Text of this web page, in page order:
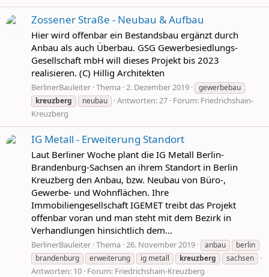
Zossener Straße - Neubau & Aufbau
Hier wird offenbar ein Bestandsbau ergänzt durch
Anbau als auch Überbau. GSG Gewerbesiedlungs-
Gesellschaft mbH will dieses Projekt bis 2023
realisieren. (C) Hillig Architekten
BerlinerBauleiter Thema 2. Dezember 2019
gewerbebau
kreuzberg
neubau Antworten: 27 Forum: Friedrichshain-
Kreuzberg
IG Metall - Erweiterung Standort
Laut Berliner Woche plant die IG Metall Berlin-
Brandenburg-Sachsen an ihrem Standort in Berlin
Kreuzberg den Anbau, bzw. Neubau von Büro-,
Gewerbe- und Wohnflächen. Ihre
Immobiliengesellschaft IGEMET treibt das Projekt
offenbar voran und man steht mit dem Bezirk in
Verhandlungen hinsichtlich dem...
BerlinerBauleiter Thema 26. November 2019 anbau
berlin
brandenburg
erweiterung ig metall kreuzberg sachsen
Antworten: 10 Forum: Friedrichshain-Kreuzberg